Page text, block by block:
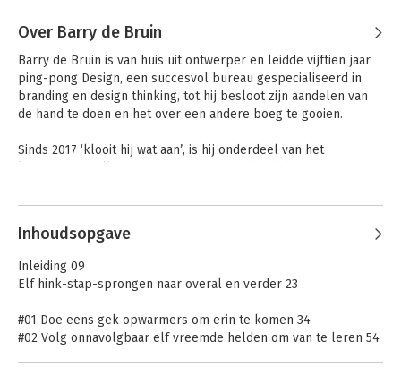
Over Barry de Bruin
Barry de Bruin is van huis uit ontwerper en leidde vijftien jaar
ping-pong Design, een succesvol bureau gespecialiseerd in
branding en design thinking, tot hij besloot zijn aandelen van
de hand te doen en het over een andere boeg te gooien.
Sinds 2017 ‘klooit hij wat aan’, is hij onderdeel van het
Inhoudsopgave
Inleiding 09
Elf hink-stap-sprongen naar overal en verder 23
#01 Doe eens gek opwarmers om erin te komen 34
#02 Volg onnavolgbaar elf vreemde helden om van te leren 54